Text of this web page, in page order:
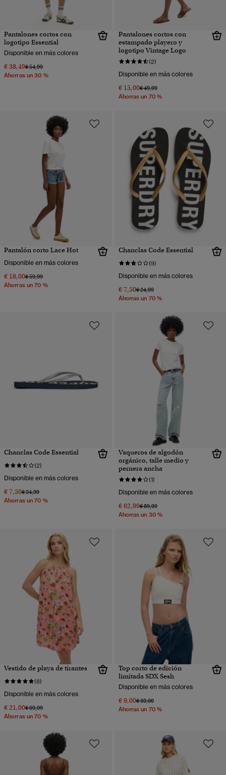
Pantalones cortos con
logotipo Essential
Disponible en más colores
€ 38,49Precio rebajado de
€ 54,99a
Ahorras un 30 %
Pantalones cortos con
estampado playero y
logotipo Vintage Logo
(2)
Disponible en más colores
€ 15,00Precio rebajado de
€ 49,99a
Ahorras un 70 %
Pantalón corto Lace Hot
Disponible en más colores
€ 18,00Precio rebajado de
€ 59,99a
Ahorras un 70 %
Chanclas Code Essential
(9)
Disponible en más colores
€ 7,50Precio rebajado de
€ 24,99a
Ahorras un 70 %
Chanclas Code Essential
(2)
Disponible en más colores
€ 7,50Precio rebajado de
€ 24,99a
Ahorras un 70 %
Vaqueros de algodón
orgánico, talle medio y
pernera ancha
(1)
Disponible en más colores
€ 62,99Precio rebajado de
€ 89,99a
Ahorras un 30 %
Vestido de playa de tirantes
(8)
Disponible en más colores
€ 21,00Precio rebajado de
€ 69,99a
Ahorras un 70 %
Top corto de edición
limitada SDX Sesh
Disponible en más colores
€ 9,00Precio rebajado de
€ 30,00a
Ahorras un 70 %